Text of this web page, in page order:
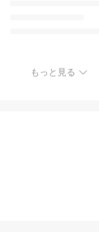
もっと見る